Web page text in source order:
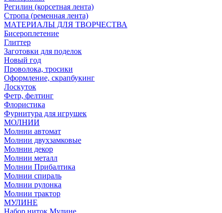
Регилин (корсетная лента)
Стропа (ременная лента)
МАТЕРИАЛЫ ДЛЯ ТВОРЧЕСТВА
Бисероплетение
Глиттер
Заготовки для поделок
Новый год
Проволока, тросики
Оформление, скрапбукинг
Лоскуток
Фетр, фелтинг
Флористика
Фурнитура для игрушек
МОЛНИИ
Молнии автомат
Молнии двухзамковые
Молнии декор
Молнии металл
Молнии Прибалтика
Молнии спираль
Молнии рулонка
Молнии трактор
МУЛИНЕ
Набор ниток Мулине